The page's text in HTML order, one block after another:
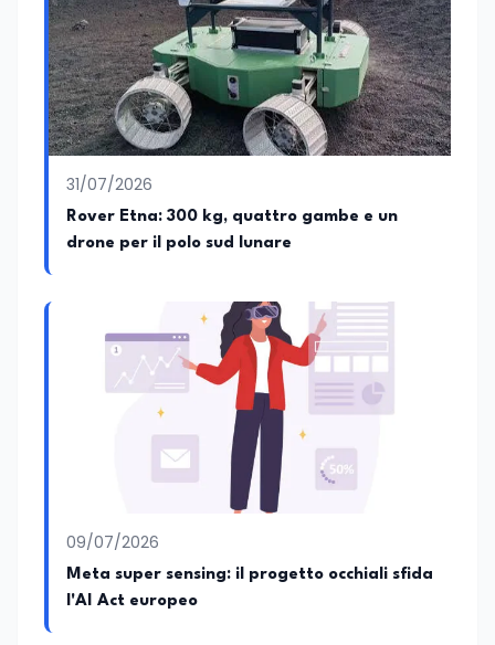
31/07/2026
Rover Etna: 300 kg, quattro gambe e un
drone per il polo sud lunare
09/07/2026
Meta super sensing: il progetto occhiali sfida
l'AI Act europeo